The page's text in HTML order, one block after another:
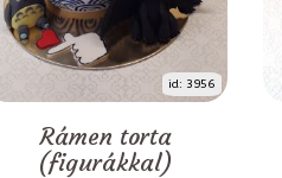
id: 3956
Rámen torta
(figurákkal)